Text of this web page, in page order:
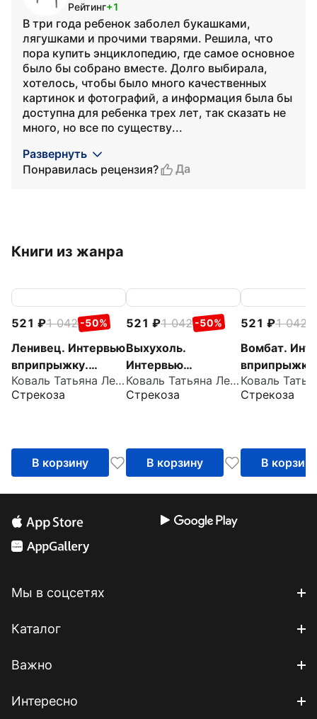
Рейтинг+1
В три года ребенок заболел букашками,
лягушками и прочими тварями. Решила, что
пора купить энциклопедию, где самое основное
было бы собрано вместе. Долго выбирала,
хотелось, чтобы было много качественных
картинок и фотографий, а информация была бы
доступна для ребенка трех лет, так сказать не
много, но все по существу...
Развернуть
Понравилась рецензия?
Да
Книги из жанра
521 1 042 -50%
Ленивец. Интервью
вприпрыжку.
Репортер
Пружинка
Коваль Татьяна Леонидовна
Стрекоза
В корзину
521 1 042 -50%
Выхухоль.
Интервью
вприпрыжку.
Репортер
Коваль Татьяна Леонидовна
Стрекоза
В корзину
521 1 042
Вомбат.
вприпрыжку.
Репортер
Пружинка
Стрекоза
В корзину
Мы в соцсетях
Каталог
Важно
Интересно